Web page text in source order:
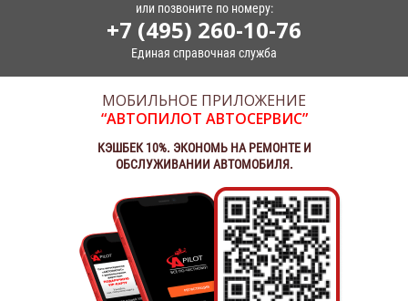
или позвоните по номеру:
+7 (495) 260-10-76
Единая справочная служба
МОБИЛЬНОЕ ПРИЛОЖЕНИЕ
“АВТОПИЛОТ АВТОСЕРВИС”
КЭШБЕК 10%. ЭКОНОМЬ НА РЕМОНТЕ И
ОБСЛУЖИВАНИИ АВТОМОБИЛЯ.